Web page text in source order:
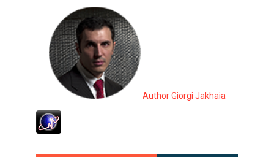
Author Giorgi Jakhaia